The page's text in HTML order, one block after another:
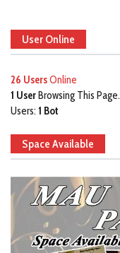
User Online
26 UsersOnline
1 UserBrowsing This Page.
Users: 1 Bot
Space Available